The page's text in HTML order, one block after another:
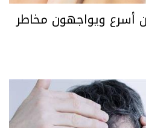
أسرع ويواجهون مخاطر